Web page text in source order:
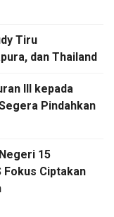
Tiru
dan Thailand
III kepada
Pindahkan
15
Ciptakan